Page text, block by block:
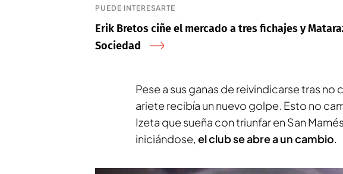
PUEDE INTERESARTE
Erik Bretos ciñe el mercado a tres fichajes y
Sociedad
Pese a sus ganas de reivindicarse tras no
ariete recibía un nuevo golpe. Esto no
Izeta que sueña con triunfar en San
iniciándose, el club se abre a un cambio.